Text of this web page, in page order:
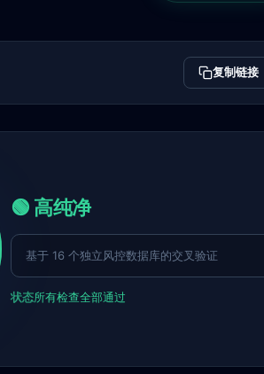
复制链接
🟢 高纯净
基于 16 个独立风控数据库的交叉验证
状态所有检查全部通过